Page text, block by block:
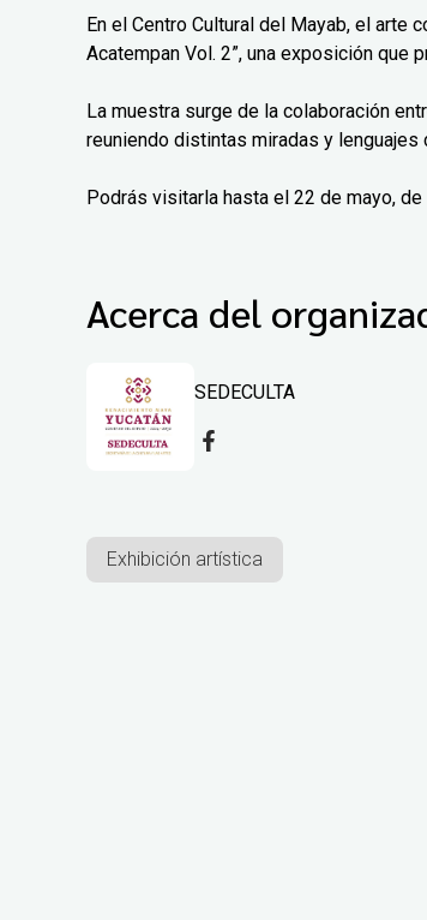
En el Centro Cultural del Mayab, el arte
Acatempan Vol. 2”, una exposición que
La muestra surge de la colaboración
reuniendo distintas miradas y lenguajes
Podrás visitarla hasta el 22 de mayo,
Acerca del
SEDECULTA
Exhibición artística